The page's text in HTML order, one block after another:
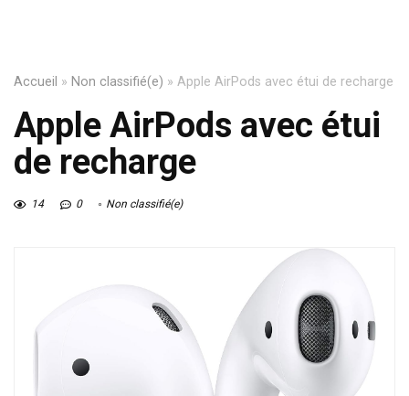
Accueil » Non classifié(e) » Apple AirPods avec étui de recharge
Apple AirPods avec étui
de recharge
14 0 Non classifié(e)